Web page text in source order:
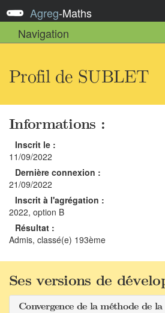
Agreg-Maths
Navigation
Profil de SUBLET
Informations :
Inscrit le :
11/09/2022
Dernière connexion :
21/09/2022
Inscrit à l'agrégation :
2022, option B
Résultat :
Admis, classé(e) 193ème
Ses versions de
Convergence de la méthode de la